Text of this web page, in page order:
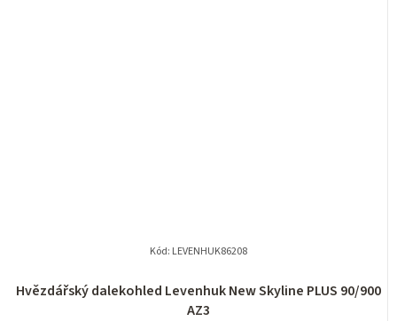
Hvězdářský dalekohled Levenhuk New Skyline PLUS 90/900
AZ3
Kód: LEVENHUK86208